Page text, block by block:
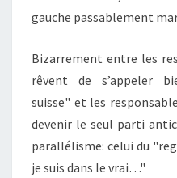
gauche passablement
Bizarrement entre les
rêvent de s’appeler
suisse" et les
devenir le seul parti
parallélisme: celui du
je suis dans le vrai…"